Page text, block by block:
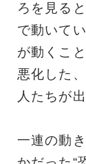
ろを見る
で動いて
が動くこ
悪化した
人たちが
一連の動